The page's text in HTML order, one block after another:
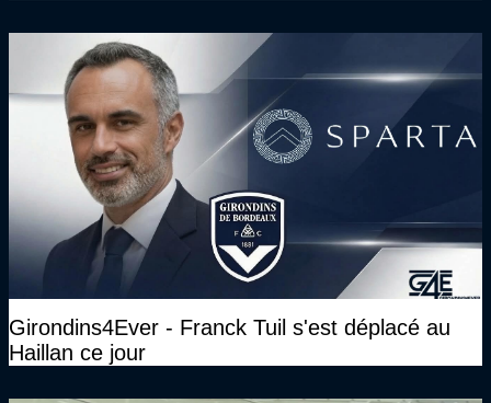
Girondins4Ever - Franck Tuil s'est déplacé au
Haillan ce jour